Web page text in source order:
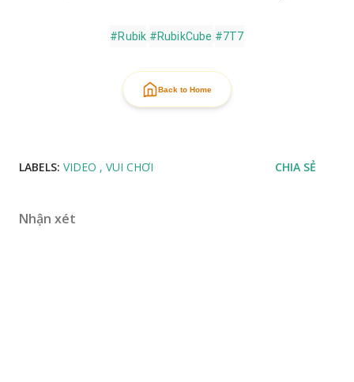
#Rubik #RubikCube #7T7
Back to Home
LABELS: VIDEO VUI CHƠI CHIA SẺ
Nhận xét